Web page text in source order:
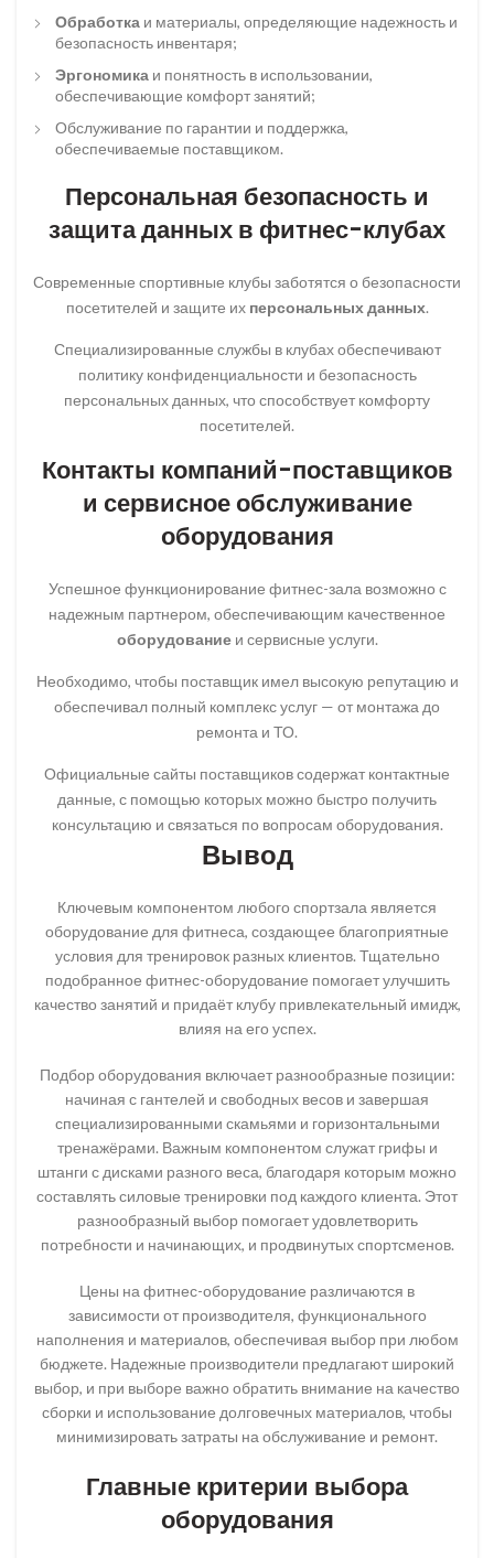
Обработка и материалы, определяющие надежность и
безопасность инвентаря;
Эргономика и понятность в использовании,
обеспечивающие комфорт занятий;
Обслуживание по гарантии и поддержка,
обеспечиваемые поставщиком.
Персональная безопасность и
защита данных в фитнес-клубах
Современные спортивные клубы заботятся о безопасности
посетителей и защите их персональных данных.
Специализированные службы в клубах обеспечивают
политику конфиденциальности и безопасность
персональных данных, что способствует комфорту
посетителей.
Контакты компаний-поставщиков
и сервисное обслуживание
оборудования
Успешное функционирование фитнес-зала возможно с
надежным партнером, обеспечивающим качественное
оборудованиеи сервисные услуги.
Необходимо, чтобы поставщик имел высокую репутацию и
обеспечивал полный комплекс услуг — от монтажа до
ремонта и ТО.
Официальные сайты поставщиков содержат контактные
данные, с помощью которых можно быстро получить
консультацию и связаться по вопросам оборудования.
Вывод
Ключевым компонентом любого спортзала является
оборудование для фитнеса, создающее благоприятные
условия для тренировок разных клиентов. Тщательно
подобранное фитнес-оборудование помогает улучшить
качество занятий и придаёт клубу привлекательный имидж,
влияя на его успех.
Подбор оборудования включает разнообразные позиции:
начиная с гантелей и свободных весов и завершая
специализированными скамьями и горизонтальными
тренажёрами. Важным компонентом служат грифы и
штанги с дисками разного веса, благодаря которым можно
составлять силовые тренировки под каждого клиента. Этот
разнообразный выбор помогает удовлетворить
потребности и начинающих, и продвинутых спортсменов.
Цены на фитнес-оборудование различаются в
зависимости от производителя, функционального
наполнения и материалов, обеспечивая выбор при любом
бюджете. Надежные производители предлагают широкий
выбор, и при выборе важно обратить внимание на качество
сборки и использование долговечных материалов, чтобы
минимизировать затраты на обслуживание и ремонт.
Главные критерии выбора
оборудования